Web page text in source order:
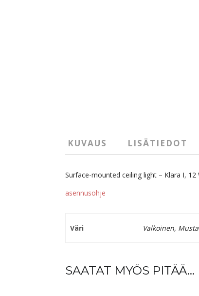
KUVAUS LISÄTIEDOT
Surface-mounted ceiling light – Klara I,
asennusohje
Väri Valkoinen, Musta
SAATAT MYÖS PITÄÄ...